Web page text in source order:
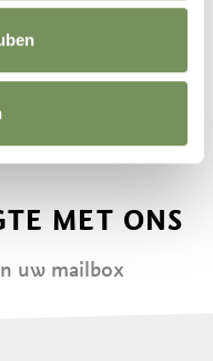
MET ONS
uw mailbox